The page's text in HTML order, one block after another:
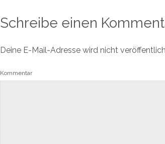
Schreibe einen
Deine E-Mail-Adresse wird nicht
Kommentar